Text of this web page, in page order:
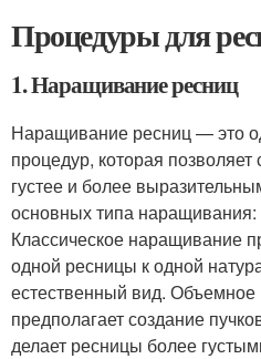
Процедуры для
1. Наращивание ресниц
Наращивание ресниц — это
процедур, которая
густее и более
основных типа наращивания:
Классическое наращивание
одной ресницы к одной
естественный вид.
предполагает создание
делает ресницы более